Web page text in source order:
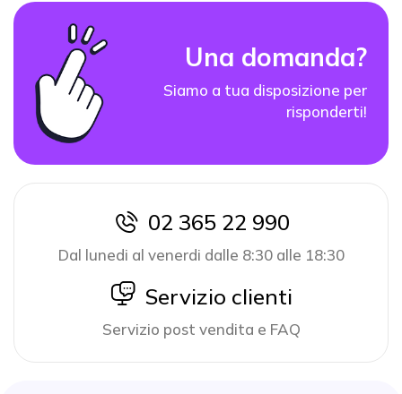
Una domanda?
Siamo a tua disposizione per
risponderti!
icon
02 365 22 990
Dal lunedi al venerdi dalle 8:30 alle 18:30
icon
Servizio clienti
Servizio post vendita e FAQ